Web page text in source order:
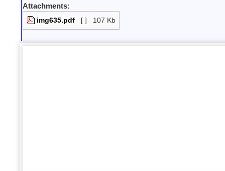
Attachments:
img635.pdf [ ] 107 Kb